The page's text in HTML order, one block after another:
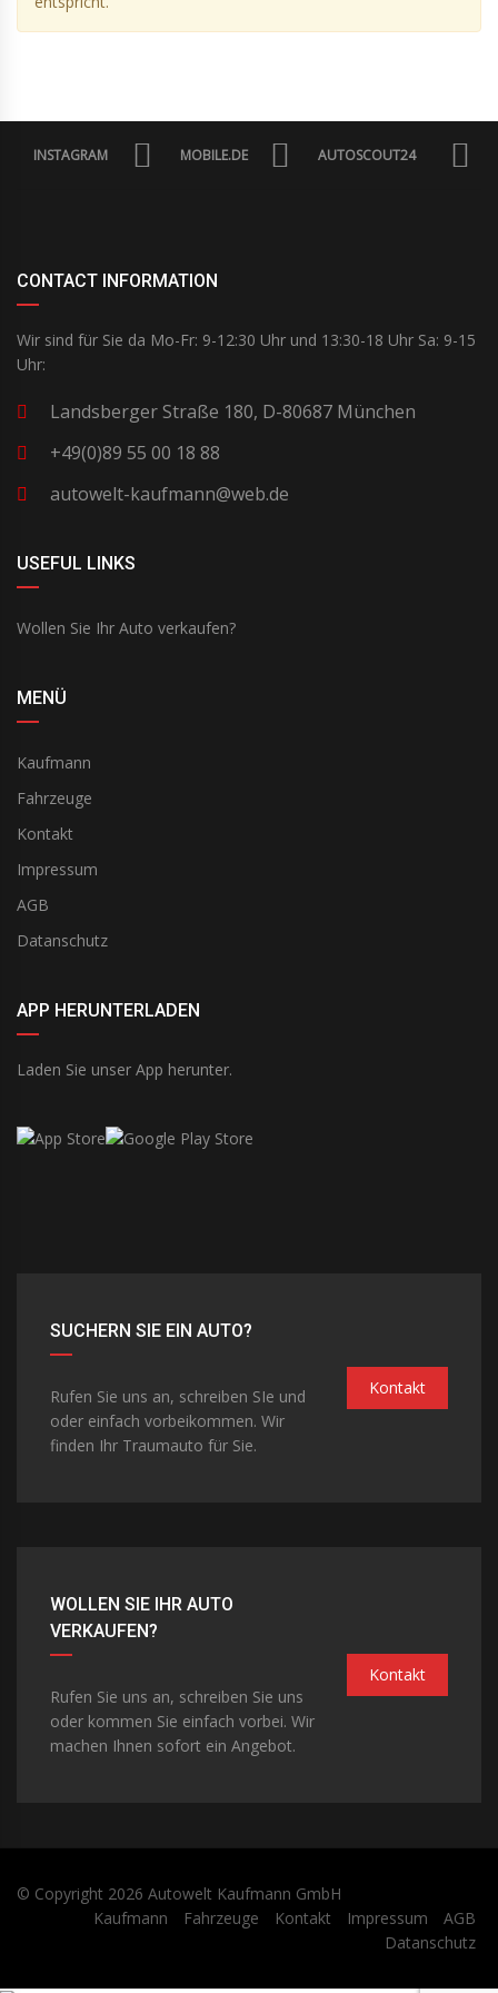
INSTAGRAM MOBILE.DE AUTOSCOUT24
CONTACT INFORMATION
Wir sind für Sie da Mo-Fr: 9-12:30 Uhr und 13:30-18 Uhr Sa: 9-15
Uhr:
Landsberger Straße 180, D-80687 München
+49(0)89 55 00 18 88
autowelt-kaufmann@web.de
USEFUL LINKS
Wollen Sie Ihr Auto verkaufen?
MENÜ
Kaufmann
Fahrzeuge
Kontakt
Impressum
AGB
Datanschutz
APP HERUNTERLADEN
Laden Sie unser App herunter.
SUCHERN SIE EIN AUTO?
Rufen Sie uns an, schreiben SIe und
oder einfach vorbeikommen. Wir
finden Ihr Traumauto für Sie.
Kontakt
WOLLEN SIE IHR AUTO
VERKAUFEN?
Rufen Sie uns an, schreiben Sie uns
oder kommen Sie einfach vorbei. Wir
machen Ihnen sofort ein Angebot.
Kontakt
© Copyright 2026 Autowelt Kaufmann GmbH
Kaufmann
Fahrzeuge Kontakt Impressum
AGB
Datanschutz